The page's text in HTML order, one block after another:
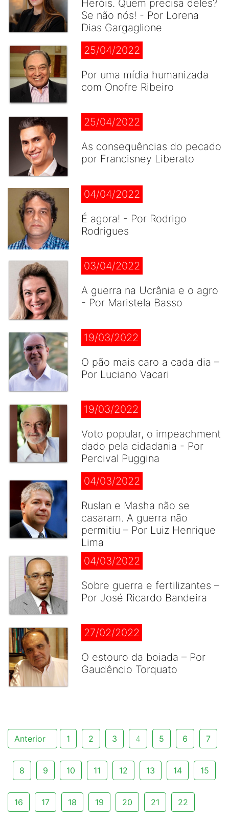
Heróis. Quem precisa deles?
Se não nós! - Por Lorena
Dias Gargaglione
25/04/2022
Por uma mídia humanizada
com Onofre Ribeiro
25/04/2022
As consequências do pecado
por Francisney Liberato
04/04/2022
É agora! - Por Rodrigo
Rodrigues
03/04/2022
A guerra na Ucrânia e o agro
- Por Maristela Basso
19/03/2022
O pão mais caro a cada dia –
Por Luciano Vacari
19/03/2022
Voto popular, o impeachment
dado pela cidadania - Por
Percival Puggina
04/03/2022
Ruslan e Masha não se
casaram. A guerra não
permitiu – Por Luiz Henrique
Lima
04/03/2022
Sobre guerra e fertilizantes –
Por José Ricardo Bandeira
27/02/2022
O estouro da boiada – Por
Gaudêncio Torquato
Anterior 1 2 3 4 5 6 7
8 9 10 11 12 13 14 15
16 17 18 19 20 21 22